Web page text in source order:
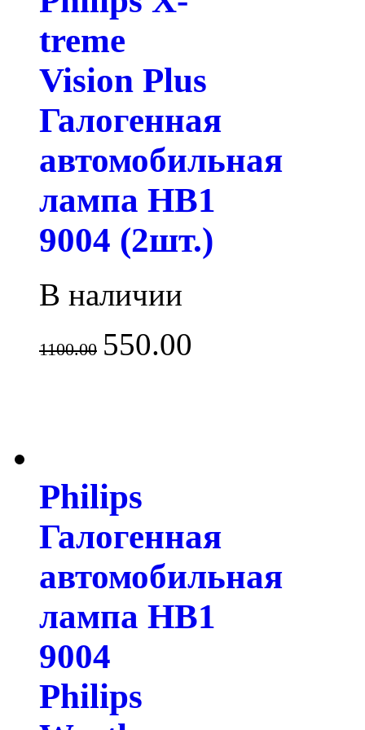
treme
Vision Plus
Галогенная
автомобильная
лампа HB1
9004 (2шт.)
В наличии
1100.00 550.00
Philips
Галогенная
автомобильная
лампа HB1
9004
Philips